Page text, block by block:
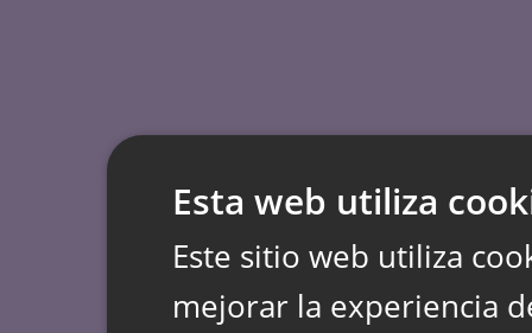
Esta web utiliza
Este sitio web utiliza
mejorar la experiencia